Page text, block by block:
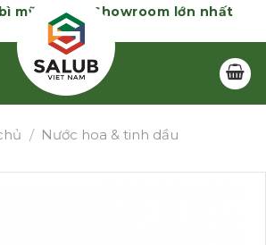
mỹ phẩm | Showroom lớn nhất
/ Nước hoa & tinh dầu